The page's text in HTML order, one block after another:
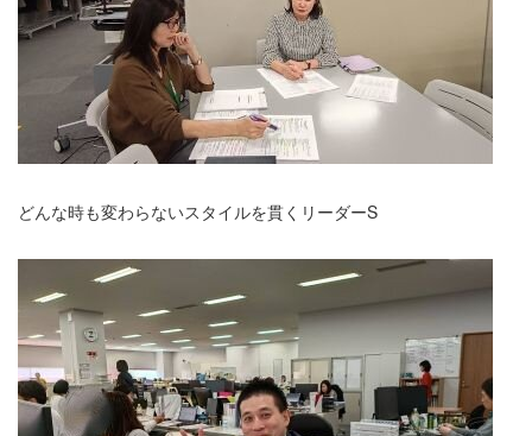
どんな時も変わらないスタイルを貫くリーダーS